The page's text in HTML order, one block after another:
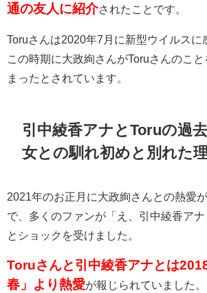
通の友人に紹介されたことです。
Toruさんは2020年7月に新型ウイルスに
この時期に大政絢さんがToruさんのこ
まったとされています。
引中綾香アナとToruの過
女との馴れ初めと別れた
2021年のお正月に大政絢さんとの熱愛
で、多くのファンが「え、引中綾香アナ
とショックを受けました。
Toruさんと引中綾香アナとは
春」より熱愛が報じられていました。